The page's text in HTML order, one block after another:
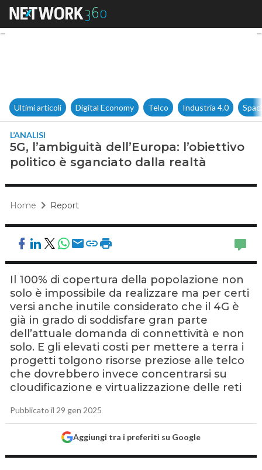
5G, l’ambiguità dell’Europa:
Ultimi articoli Digital Economy Telco Industria 4.0
L’ANALISI
5G, l’ambiguità dell’Europa: l’obiettivo
politico è sganciato dalla realtà
Home Report
Il 100% di copertura della popolazione non
solo è impossibile da realizzare ma per certi
versi anche inutile considerato che il 4G è
già in grado di soddisfare gran parte
dell’attuale domanda di connettività e non
solo. E gli elevati costi per mettere a terra i
progetti tolgono risorse preziose alle telco
che dovrebbero invece concentrarsi su
cloudificazione e virtualizzazione delle reti
Pubblicato il 29 gen 2025
Aggiungi tra i preferiti su Google